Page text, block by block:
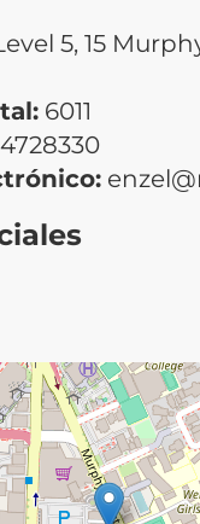
5, 15
6011